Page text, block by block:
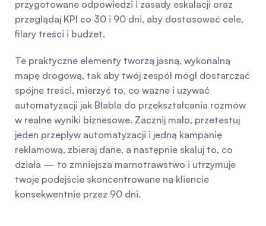
przygotowane odpowiedzi i zasady eskalacji oraz
przeglądaj KPI co 30 i 90 dni, aby dostosować cele,
filary treści i budżet.
Te praktyczne elementy tworzą jasną, wykonalną
mapę drogową, tak aby twój zespół mógł dostarczać
spójne treści, mierzyć to, co ważne i używać
automatyzacji jak Blabla do przekształcania rozmów
w realne wyniki biznesowe. Zacznij mało, przetestuj
jeden przepływ automatyzacji i jedną kampanię
reklamową, zbieraj dane, a następnie skaluj to, co
działa — to zmniejsza marnotrawstwo i utrzymuje
twoje podejście skoncentrowane na kliencie
konsekwentnie przez 90 dni.